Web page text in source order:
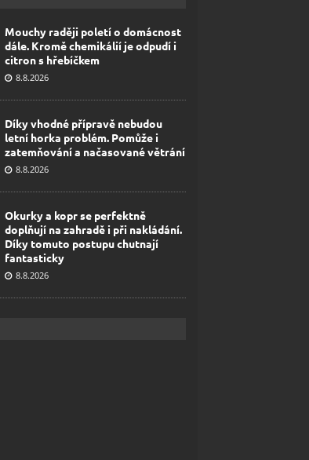
Mouchy raději poletí o domácnost
dále. Kromě chemikálií je odpudí i
citron s hřebíčkem
8.8.2026
Díky vhodné přípravě nebudou
letní horka problém. Pomůže i
zatemňování a načasované větrání
8.8.2026
Okurky a kopr se perfektně
doplňují na zahradě i při nakládání.
Díky tomuto postupu chutnají
fantasticky
8.8.2026